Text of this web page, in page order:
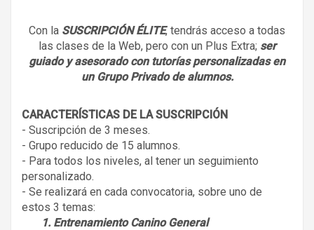
Con la SUSCRIPCIÓN ÉLITE, tendrás acceso a todas
las clases de la Web, pero con un Plus Extra; ser
guiado y asesorado con tutorías personalizadas en
un Grupo Privado de alumnos.
CARACTERÍSTICAS DE LA SUSCRIPCIÓN
- Suscripción de 3 meses.
- Grupo reducido de 15 alumnos.
- Para todos los niveles, al tener un seguimiento
personalizado.
- Se realizará en cada convocatoria, sobre uno de
estos 3 temas:
1. Entrenamiento Canino General